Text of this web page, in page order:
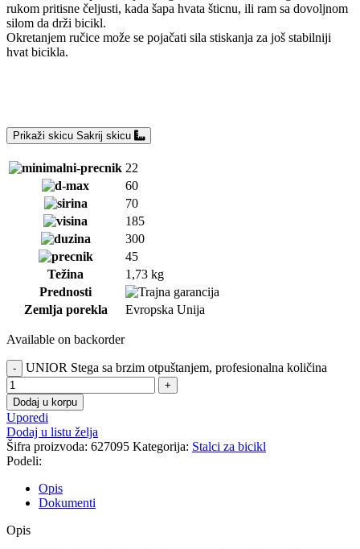
rukom pritisne čeljusti, kada šapa hvata šticnu, ili ram sa dovoljnom
silom da drži bicikl.
Okretanjem ručice može se pojačati sila stiskanja za još stabilniji
hvat bicikla.
Prikaži skicu Sakrij skicu
22
60
70
185
300
45
Težina
1,73 kg
Prednosti
Zemlja porekla
Evropska Unija
Available on backorder
UNIOR Stega sa brzim otpuštanjem, profesionalna količina
Dodaj u korpu
Uporedi
Dodaj u listu želja
Šifra proizvoda: 627095 Kategorija: Stalci za bicikl
Podeli:
Opis
Dokumenti
Opis